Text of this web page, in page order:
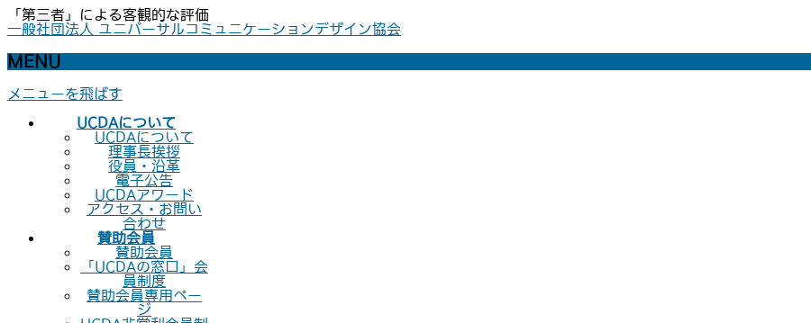
「第三者」による客観的な評価
一般社団法人 ユニバーサルコミュニケーションデザイン協会
MENU
メニューを飛ばす
UCDAについて
UCDAについて
理事長挨拶
役員・沿革
電子公告
UCDAアワード
アクセス・お問い
合わせ
賛助会員
賛助会員
「UCDAの窓口」会
員制度
賛助会員専用ペー
ジ